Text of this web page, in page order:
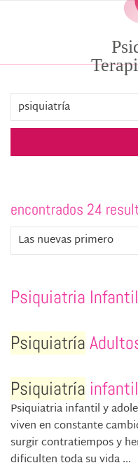
Skip to main content
encontrados 24
Psiquiatria
Psiquiatría
Psiquiatría
Psiquiatria infantil y
viven en constante
surgir contratiempos y
dificulten toda su vida ...